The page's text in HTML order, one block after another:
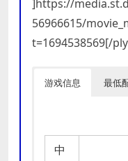
]https://
56966615/
t=1694538569[/
游戏信息 最低
中